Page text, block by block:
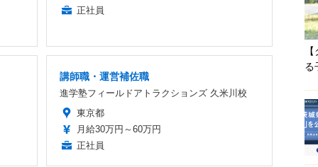
正社員
講師職・運営補佐職
進学塾フィールドアトラクションズ 久米川校
東京都
月給30万円～60万円
正社員
る